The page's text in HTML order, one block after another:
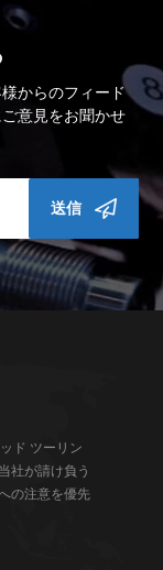
からのフィード
意見をお聞かせ
送信
ド ツーリン
社が請け負う
の注意を優先